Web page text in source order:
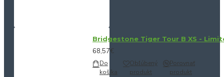
Bridgestone Tiger Tour B XS -
68,57€
Do
košíka
Obľúbený
produkt
Porovnať
produkt